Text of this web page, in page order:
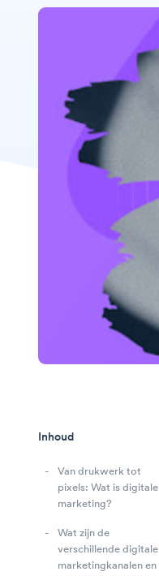
Inhoud
Van drukwerk tot
pixels: Wat is digitale
marketing?
Wat zijn de
verschillende digitale
marketingkanalen en